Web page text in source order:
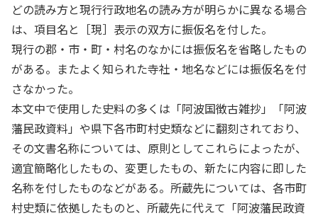
どの読み方と現行行政地名の読み方が明らかに異なる場合
は、項目名と［現］表示の双方に振仮名を付した。
現行の郡・市・町・村名のなかには振仮名を省略したもの
がある。またよく知られた寺社・地名などには振仮名を付
さなかった。
本文中で使用した史料の多くは「阿波国徴古雑抄」「阿波
藩民政資料」や県下各市町村史類などに翻刻されており、
その文書名称については、原則としてこれらによったが、
適宜簡略化したもの、変更したもの、新たに内容に即した
名称を付したものなどがある。所蔵先については、各市町
村史類に依拠したものと、所蔵先に代えて「阿波藩民政資